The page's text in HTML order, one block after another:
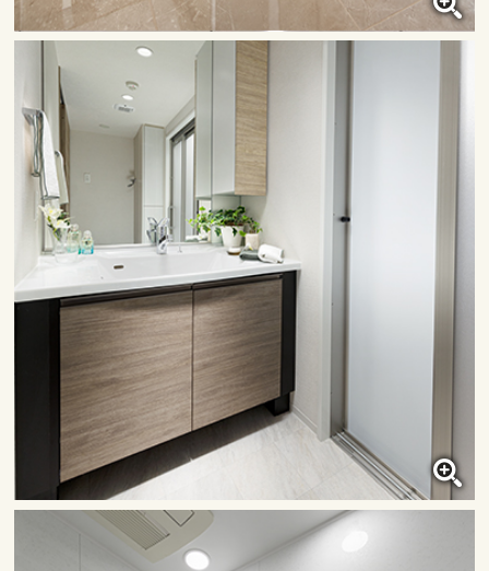
廊下
クリックすると大きな画像で
ご覧いただけます。
クリックすると大きな画像で